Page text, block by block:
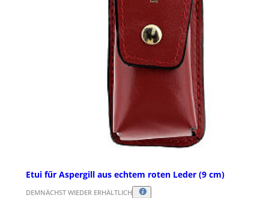
Etui fűr Aspergill aus echtem roten Leder (9 cm)
DEMNÄCHST WIEDER ERHÄLTLICH